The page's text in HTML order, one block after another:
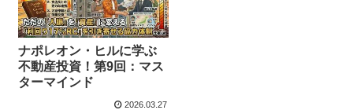
ナポレオン・ヒルに学ぶ
不動産投資！第9回：マス
ターマインド
2026.03.27